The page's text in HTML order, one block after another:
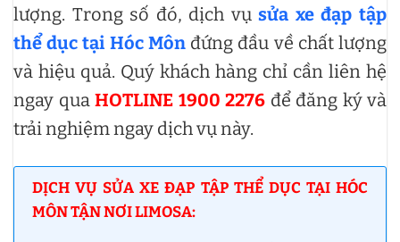
lượng. Trong số đó, dịch vụsửa xe đạp tập
thể dục tại Hóc Mônđứng đầu về chất lượng
và hiệu quả. Quý khách hàng chỉ cần liên hệ
ngay qua HOTLINE 1900 2276 để đăng ký và
trải nghiệm ngay dịch vụ này.
DỊCH VỤ SỬA XE ĐẠP TẬP THỂ DỤC TẠI HÓC
MÔN TẬN NƠI LIMOSA: